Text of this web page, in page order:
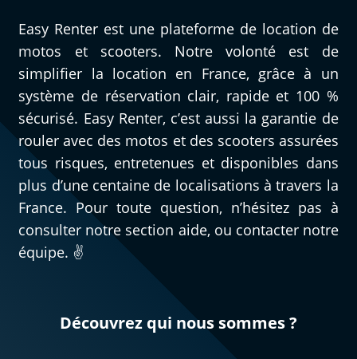
Easy Renter est une plateforme de location de
motos et scooters. Notre volonté est de
simplifier la location en France, grâce à un
système de réservation clair, rapide et 100 %
sécurisé. Easy Renter, c’est aussi la garantie de
rouler avec des motos et des scooters assurées
tous risques, entretenues et disponibles dans
plus d’une centaine de localisations à travers la
France. Pour toute question, n’hésitez pas à
consulter notre section aide, ou contacter notre
équipe. ✌️
Découvrez qui nous sommes ?